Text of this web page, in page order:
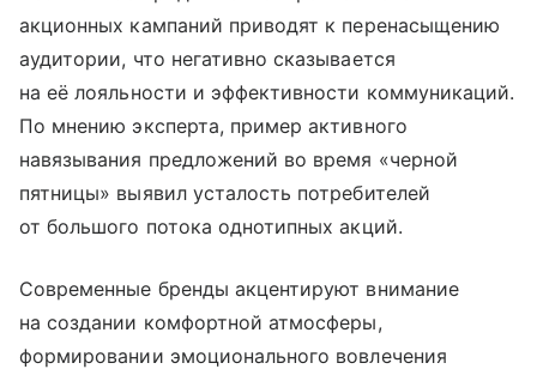
акционных кампаний приводят к перенасыщению
аудитории, что негативно сказывается
на её лояльности и эффективности коммуникаций.
По мнению эксперта, пример активного
навязывания предложений во время «черной
пятницы» выявил усталость потребителей
от большого потока однотипных акций.
Современные бренды акцентируют внимание
на создании комфортной атмосферы,
формировании эмоционального вовлечения